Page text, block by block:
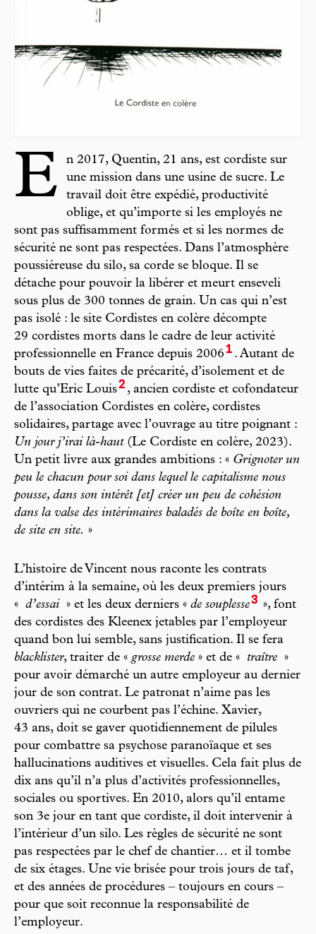
E
n 2017, Quentin, 21 ans, est cordiste sur
une mission dans une usine de sucre. Le
travail doit être expédié, productivité
oblige, et qu’importe si les employés ne
sont pas suffisamment formés et si les normes de
sécurité ne sont pas respectées. Dans l’atmosphère
poussiéreuse du silo, sa corde se bloque. Il se
détache pour pouvoir la libérer et meurt enseveli
sous plus de 300 tonnes de grain. Un cas qui n’est
pas isolé : le site Cordistes en colère décompte
29 cordistes morts dans le cadre de leur activité
professionnelle en France depuis 20061 . Autant de
bouts de vies faites de précarité, d’isolement et de
lutte qu’Eric Louis2 , ancien cordiste et cofondateur
de l’association Cordistes en colère, cordistes
solidaires, partage avec l’ouvrage au titre poignant :
Un jour j’irai là-haut(Le Cordiste en colère, 2023).
Un petit livre aux grandes ambitions : « Grignoter un
peu le chacun pour soi dans lequel le capitalisme nous
pousse, dans son intérêt [et] créer un peu de cohésion
dans la valse des intérimaires baladés de boîte en boîte,
de site en site. »
L’histoire de Vincent nous raconte les contrats
d’intérim à la semaine, où les deux premiers jours
« d’essai » et les deux derniers « de souplesse3 », font
des cordistes des Kleenex jetables par l’employeur
quand bon lui semble, sans justification. Il se fera
blacklister, traiter de « grosse merde » et de « traître »
pour avoir démarché un autre employeur au dernier
jour de son contrat. Le patronat n’aime pas les
ouvriers qui ne courbent pas l’échine. Xavier,
43 ans, doit se gaver quotidiennement de pilules
pour combattre sa psychose paranoïaque et ses
hallucinations auditives et visuelles. Cela fait plus de
dix ans qu’il n’a plus d’activités professionnelles,
sociales ou sportives. En 2010, alors qu’il entame
son 3e jour en tant que cordiste, il doit intervenir à
l’intérieur d’un silo. Les règles de sécurité ne sont
pas respectées par le chef de chantier… et il tombe
de six étages. Une vie brisée pour trois jours de taf,
et des années de procédures – toujours en cours –
pour que soit reconnue la responsabilité de
l’employeur.